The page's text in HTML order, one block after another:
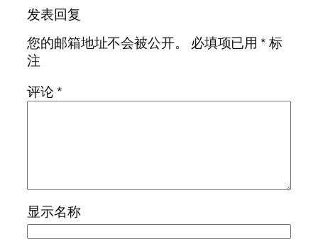
发表回复
您的邮箱地址不会被公开。
必填项已用*标
注
评论*
显示名称